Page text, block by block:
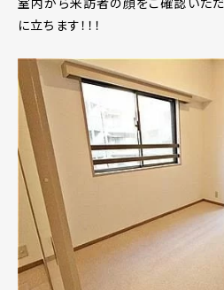
に立ちます！！！